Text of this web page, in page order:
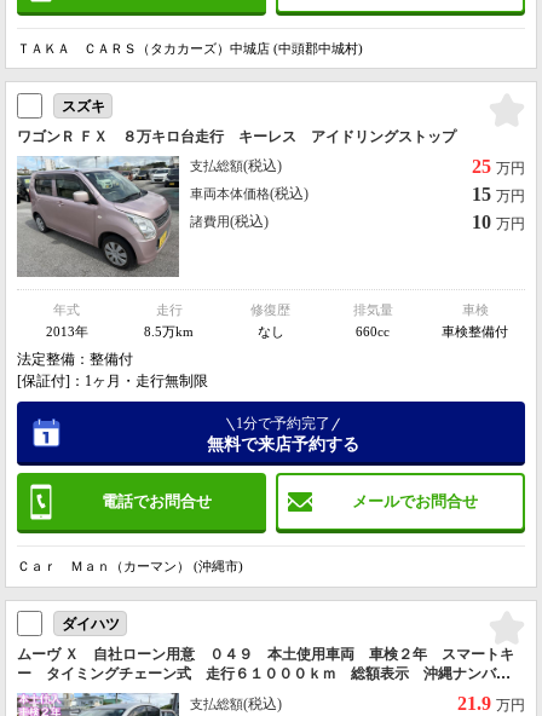
ＴＡＫＡ ＣＡＲＳ（タカカーズ）中城店 (中頭郡中城村)
スズキ
ワゴンＲ ＦＸ ８万キロ台走行 キーレス アイドリングストップ
支払総額(税込) 25 万円
車両本体価格(税込) 15 万円
諸費用(税込) 10 万円
年式
2013年
走行
8.5万km
修復歴
なし
排気量
660cc
車検
車検整備付
法定整備：整備付
[保証付]：1ヶ月・走行無制限
電話でお問合せ メールでお問合せ
1分で予約完了
無料で来店予約する
Ｃａｒ Ｍａｎ（カーマン） (沖縄市)
ダイハツ
ムーヴ Ｘ 自社ローン用意 ０４９ 本土使用車両 車検２年 スマートキ
ー タイミングチェーン式 走行６１０００ｋｍ 総額表示 沖縄ナンバー
登録 希望ナンバー対応 ローン対応 事前オンライン仮審査対応
支払総額(税込) 21.9 万円